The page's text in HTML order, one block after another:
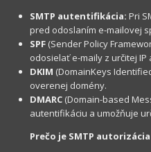
SMTP autentifikácia: Pri
pred odoslaním e-mailovej
SPF (Sender Policy
odosielať e-maily z určitej IP
DKIM (DomainKeys
overenej domény.
DMARC (Domain-based
autentifikáciu a umožňuje
Prečo je SMTP